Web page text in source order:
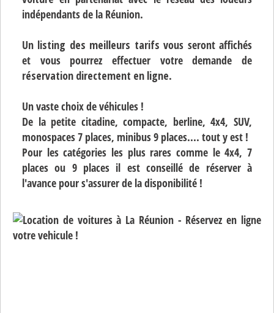
indépendants de la Réunion.
Un listing des meilleurs tarifs vous seront affichés
et vous pourrez effectuer votre demande de
réservation directement en ligne.
Un vaste choix de véhicules !
De la petite citadine, compacte, berline, 4x4, SUV,
monospaces 7 places, minibus 9 places.... tout y est !
Pour les catégories les plus rares comme le 4x4, 7
places ou 9 places il est conseillé de réserver à
l'avance pour s'assurer de la disponibilité !